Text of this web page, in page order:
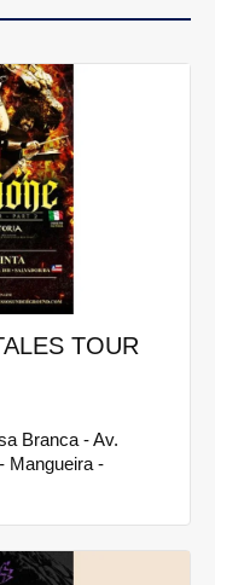
TOUR
Branca - Av.
Mangueira -